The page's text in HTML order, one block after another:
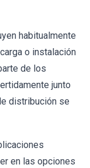
habitualmente
o instalación
de los
junto
distribución se
en las opciones